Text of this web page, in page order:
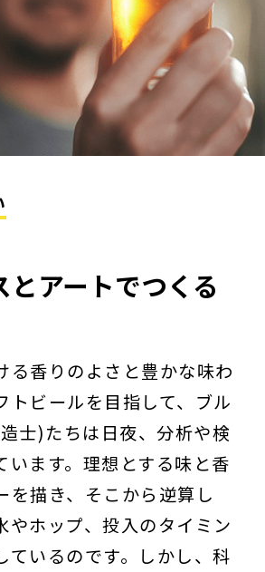
とアートでつくる
る香りのよさと豊かな味わ
トビールを目指して、ブル
士)たちは日夜、分析や検
います。理想とする味と香
を描き、そこから逆算し
やホップ、投入のタイミン
ているのです。しかし、科